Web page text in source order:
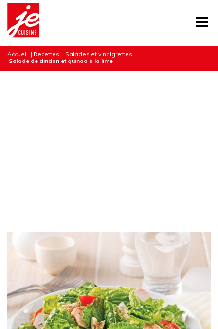
Accueil | Recettes | Salades et vinaigrettes |
Salade de dindon et quinoa à la lime